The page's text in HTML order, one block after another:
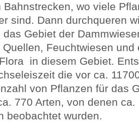
Bahnstrecken, wo viele
sind. Dann durchqueren
das Gebiet der
Feuchtwiesen
in diesem Gebiet.
die vor ca.
von Pflanzen für das
770 Arten, von denen
beobachtet wurden.